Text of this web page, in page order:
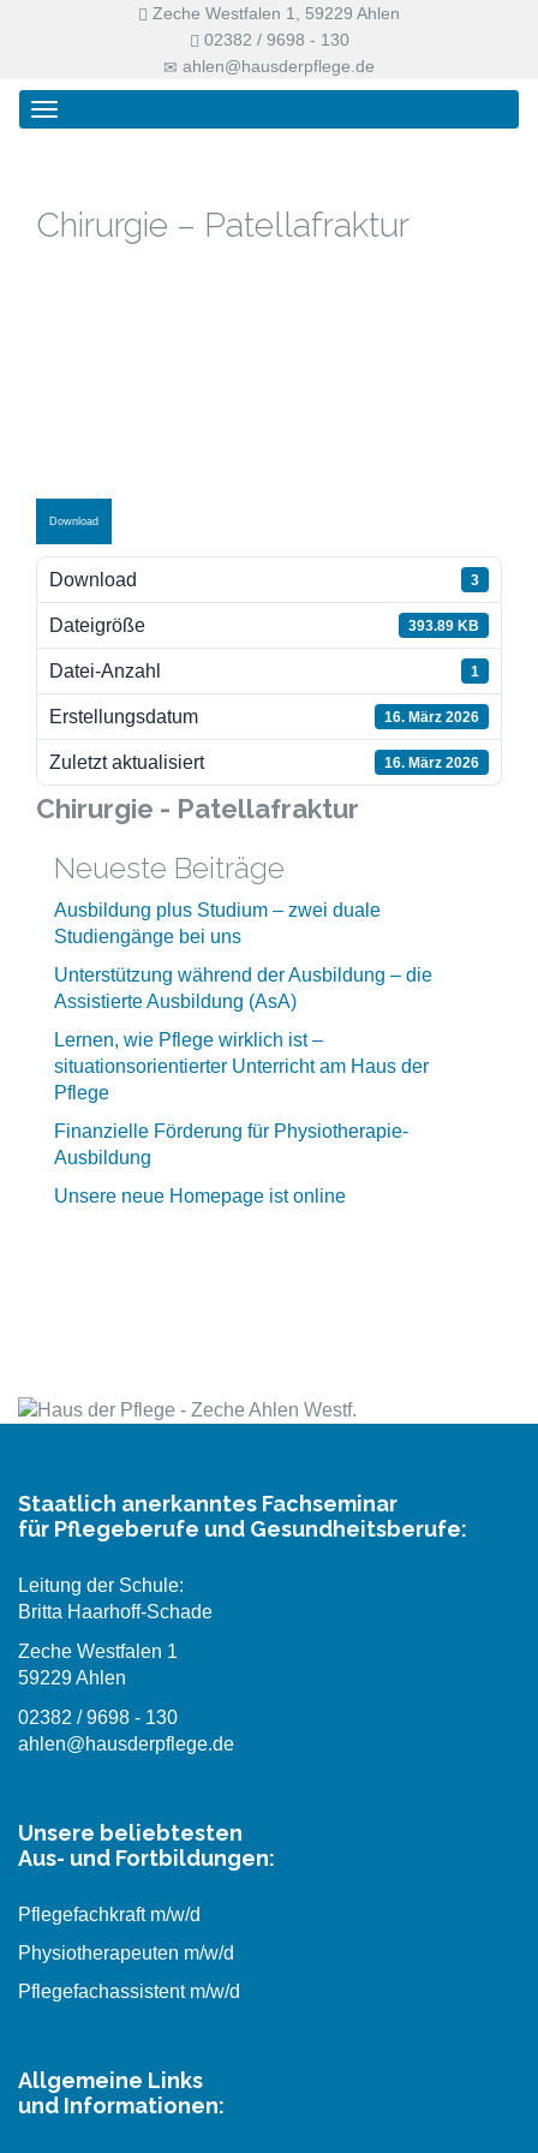
Zeche Westfalen 1, 59229 Ahlen
02382 / 9698 - 130
ahlen@hausderpflege.de
Primary
Menu
Skip
Haus der Pflege
Chirurgie – Patellafraktur
Download
Download 3
Dateigröße 393.89 KB
Datei-Anzahl 1
Erstellungsdatum 16. März 2026
Zuletzt aktualisiert 16. März 2026
Chirurgie - Patellafraktur
Neueste Beiträge
Ausbildung plus Studium – zwei duale
Studiengänge bei uns
Unterstützung während der Ausbildung – die
Assistierte Ausbildung (AsA)
Lernen, wie Pflege wirklich ist –
situationsorientierter Unterricht am Haus der
Pflege
Finanzielle Förderung für Physiotherapie-
Ausbildung
Unsere neue Homepage ist online
Staatlich anerkanntes Fachseminar
für Pflegeberufe und Gesundheitsberufe:
Leitung der Schule:
Britta Haarhoff-Schade
Zeche Westfalen 1
59229 Ahlen
02382 / 9698 - 130
ahlen@hausderpflege.de
Unsere beliebtesten
Aus- und Fortbildungen:
Pflegefachkraft m/w/d
Physiotherapeuten m/w/d
Pflegefachassistent m/w/d
Allgemeine Links
und Informationen: